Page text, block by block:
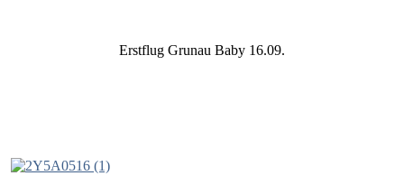
Erstflug Grunau Baby 16.09.